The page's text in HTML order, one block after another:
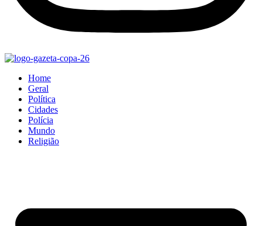
Home
Geral
Política
Cidades
Polícia
Mundo
Religião